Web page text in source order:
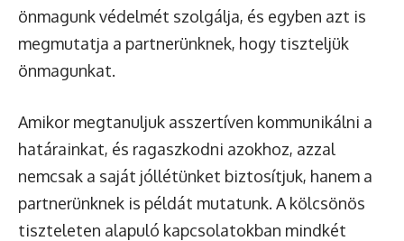
önmagunk védelmét szolgálja, és egyben azt is
megmutatja a partnerünknek, hogy tiszteljük
önmagunkat.
Amikor megtanuljuk asszertíven kommunikálni a
határainkat, és ragaszkodni azokhoz, azzal
nemcsak a saját jóllétünket biztosítjuk, hanem a
partnerünknek is példát mutatunk. A kölcsönös
tiszteleten alapuló kapcsolatokban mindkét